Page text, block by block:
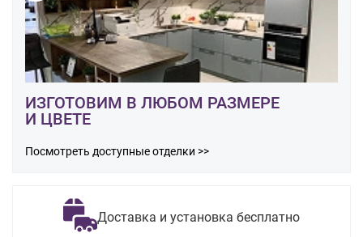
ИЗГОТОВИМ В ЛЮБОМ РАЗМЕРЕ
И ЦВЕТЕ
Посмотреть доступные отделки >>
Доставка и установка бесплатно